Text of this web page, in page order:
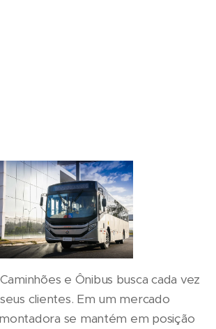
e Ônibus busca cada vez
clientes. Em um mercado
se mantém em posição